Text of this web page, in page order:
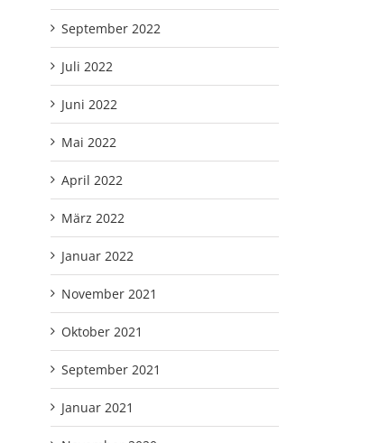
September 2022
Juli 2022
Juni 2022
Mai 2022
April 2022
März 2022
Januar 2022
November 2021
Oktober 2021
September 2021
Januar 2021